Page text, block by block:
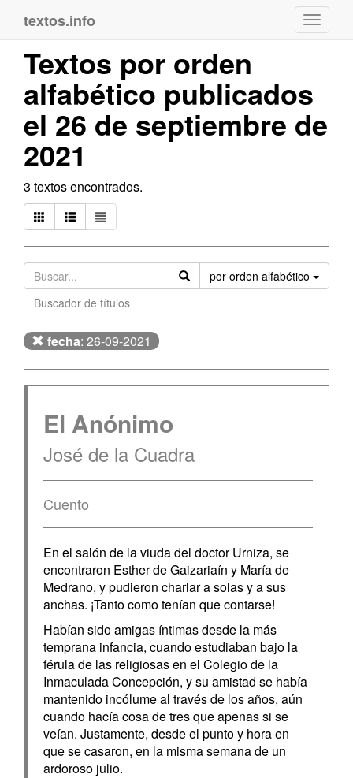
textos.info
Textos por orden
alfabético publicados
el 26 de septiembre de
2021
3 textos encontrados.
por orden alfabético
Buscador de títulos
fecha: 26-09-2021
El Anónimo
José de la Cuadra
Cuento
En el salón de la viuda del doctor Urniza, se
encontraron Esther de Gaizariaín y María de
Medrano, y pudieron charlar a solas y a sus
anchas. ¡Tanto como tenían que contarse!
Habían sido amigas íntimas desde la más
temprana infancia, cuando estudiaban bajo la
férula de las religiosas en el Colegio de la
Inmaculada Concepción, y su amistad se había
mantenido incólume al través de los años, aún
cuando hacía cosa de tres que apenas si se
veían. Justamente, desde el punto y hora en
que se casaron, en la misma semana de un
ardoroso julio.